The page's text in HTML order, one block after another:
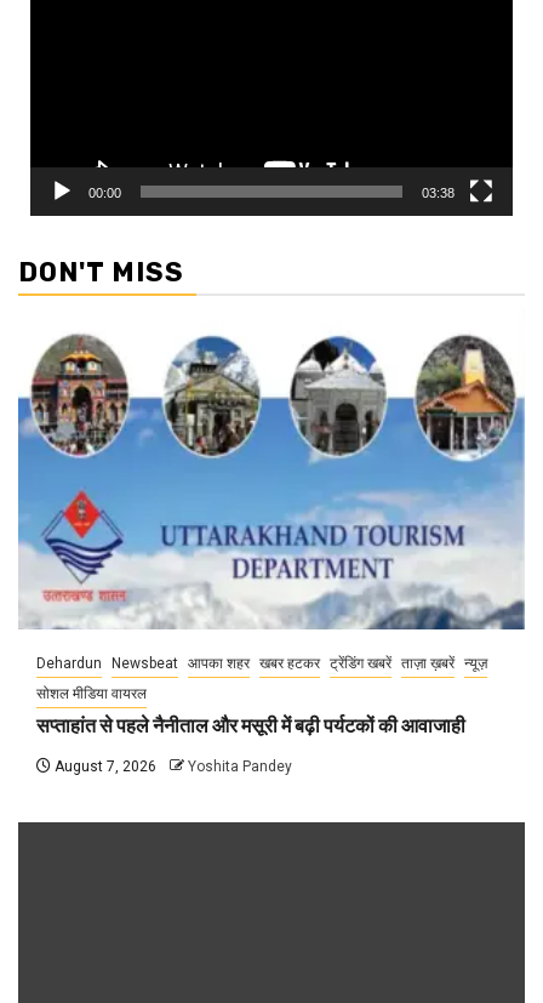
00:00 03:38
DON'T MISS
Dehardun Newsbeat आपका शहर खबर हटकर ट्रेंडिंग खबरें ताज़ा ख़बरें न्यूज़
सोशल मीडिया वायरल
सप्ताहांत से पहले नैनीताल और मसूरी में बढ़ी पर्यटकों की आवाजाही
August 7, 2026 Yoshita Pandey